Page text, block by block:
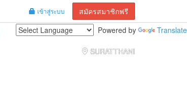
เข้าสู่ระบบ สมัครสมาชิกฟรี
Powered by
Translate
SURATTHANI